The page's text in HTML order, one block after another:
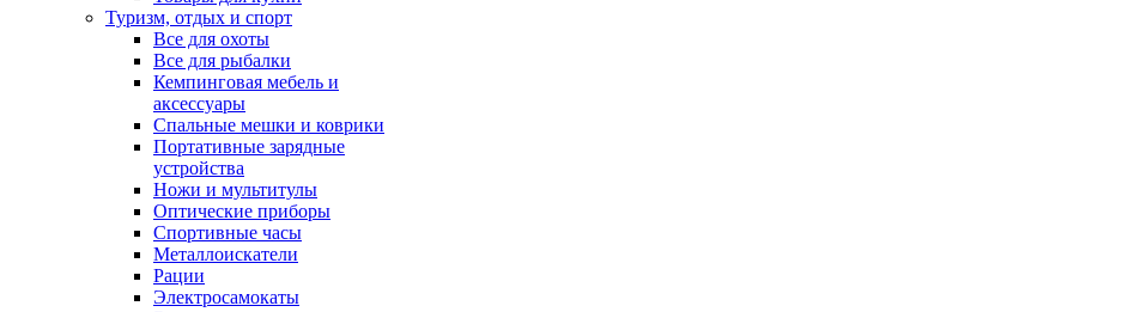
Туризм, отдых и спорт
Все для охоты
Все для рыбалки
Кемпинговая мебель и
аксессуары
Спальные мешки и коврики
Портативные зарядные
устройства
Ножи и мультитулы
Оптические приборы
Спортивные часы
Металлоискатели
Рации
Электросамокаты